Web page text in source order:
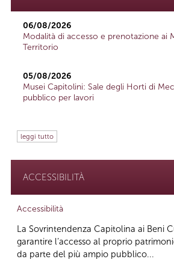
06/08/2026
Modalità di accesso e prenotazione ai
Territorio
05/08/2026
Musei Capitolini: Sale degli Horti di
pubblico per lavori
leggi tutto
ACCESSIBILITÀ
Accessibilità
La Sovrintendenza Capitolina ai Beni
garantire l’accesso al proprio
da parte del più ampio pubblico...